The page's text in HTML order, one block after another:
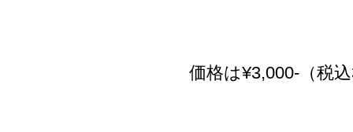
価格は¥3,000-（税